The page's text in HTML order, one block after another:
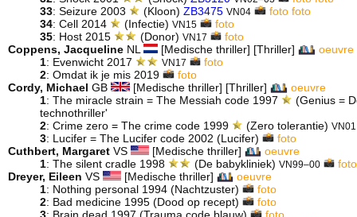
33: Seizure 2003 (Kloon)ZB3475 VN04 foto foto
34: Cell 2014 (Infectie)VN15
foto
35: Host 2015 (Donor) VN17
foto
Coppens, Jacqueline NL [Medische thriller] [Thriller]
oeuvre
1: Evenwicht 2017 VN17
foto
2: Omdat ik je mis 2019
foto
Cordy, Michael GB [Medische thriller] [Thriller]
oeuvre
1: The miracle strain = The Messiah code 1997
(Genius =
technothriller'
2: Crime zero = The crime code 1999 (Zero tolerantie)VN01
3: Lucifer = The Lucifer code 2002 (Lucifer)
foto
Cuthbert, Margaret VS [Medische thriller]
oeuvre
1: The silent cradle 1998 (De babykliniek) VN99–00
foto
Dreyer, Eileen VS [Medische thriller]
oeuvre
1: Nothing personal 1994 (Nachtzuster)
foto
2: Bad medicine 1995 (Dood op recept)
foto